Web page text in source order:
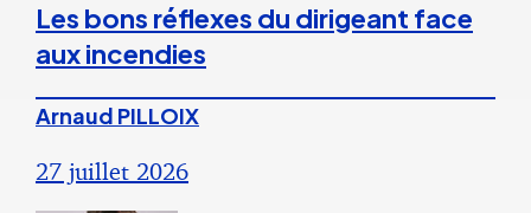
Les bons réflexes du dirigeant face
aux incendies
Arnaud PILLOIX
27 juillet 2026